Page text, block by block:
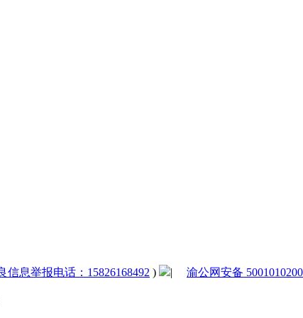
信息举报电话：15826168492 ) | 渝公网安备